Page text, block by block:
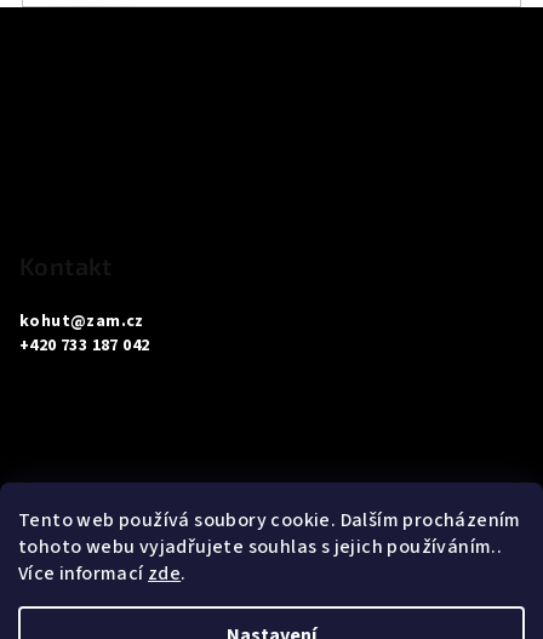
Tento web používá soubory cookie. Dalším procházením
tohoto webu vyjadřujete souhlas s jejich používáním..
Více informacízde.
kohut@zam.cz
+420 733 187 042
Informace pro vás
Obchodní podmínky